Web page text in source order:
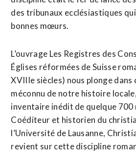
des tribunaux ecclésiastiques
bonnes mœurs.
L’ouvrage Les Registres des
Églises réformées de Suisse
XVIIIe siècles) nous plonge dans
méconnu de notre histoire
inventaire inédit de quelque
Coéditeur et historien du
l’Université de Lausanne,
revient sur cette discipline